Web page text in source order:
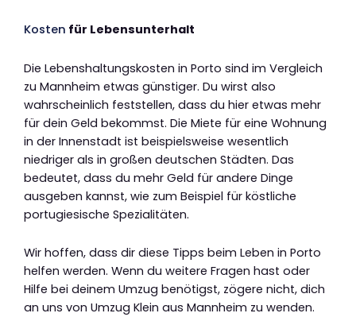
Kosten für Lebensunterhalt
Die Lebenshaltungskosten in Porto sind im Vergleich
zu Mannheim etwas günstiger. Du wirst also
wahrscheinlich feststellen, dass du hier etwas mehr
für dein Geld bekommst. Die Miete für eine Wohnung
in der Innenstadt ist beispielsweise wesentlich
niedriger als in großen deutschen Städten. Das
bedeutet, dass du mehr Geld für andere Dinge
ausgeben kannst, wie zum Beispiel für köstliche
portugiesische Spezialitäten.
Wir hoffen, dass dir diese Tipps beim Leben in Porto
helfen werden. Wenn du weitere Fragen hast oder
Hilfe bei deinem Umzug benötigst, zögere nicht, dich
an uns von Umzug Klein aus Mannheim zu wenden.